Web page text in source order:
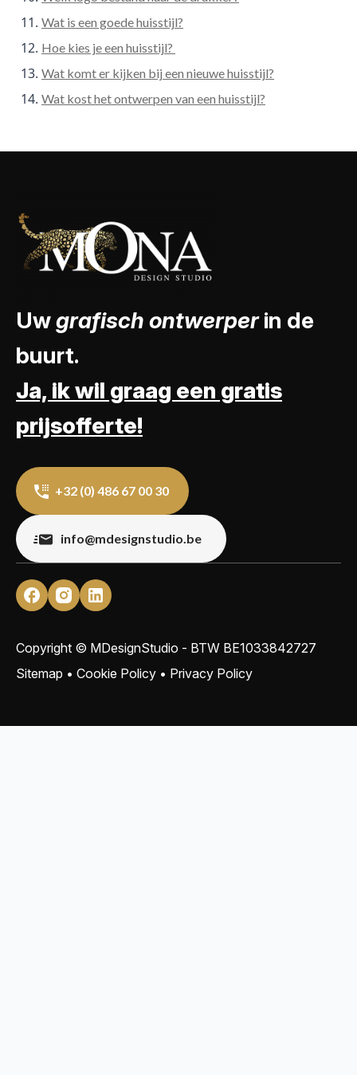
Wat is een goede huisstijl?
Hoe kies je een huisstijl?
Wat komt er kijken bij een nieuwe huisstijl?
Wat kost het ontwerpen van een huisstijl?
Uwgrafisch ontwerperin de
buurt.
Ja, ik wil graag een gratis
prijsofferte!
+32 (0) 486 67 00 30
info@mdesignstudio.be
Copyright © MDesignStudio - BTW BE1033842727
Sitemap • Cookie Policy • Privacy Policy